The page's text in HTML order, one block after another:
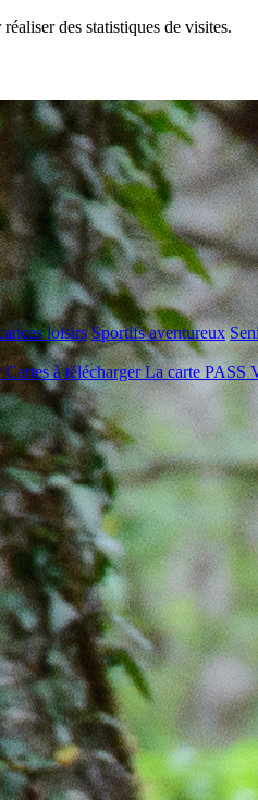
des statistiques de visites.
loisirs Sportifs aventureux
Cartes à téléchargerLa carte PASS